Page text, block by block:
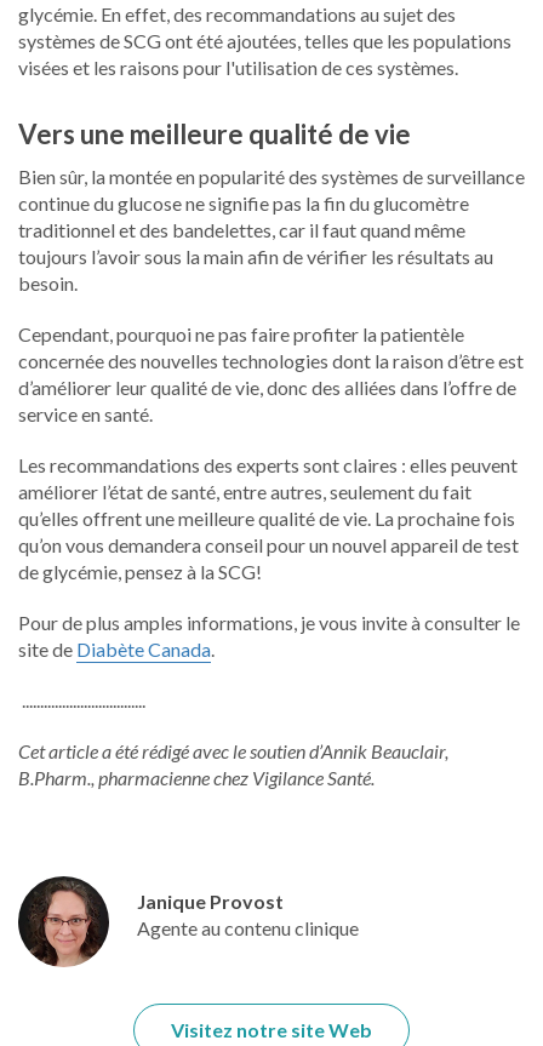
glycémie. En effet, des recommandations au sujet des
systèmes de SCG ont été ajoutées, telles que les populations
visées et les raisons pour l'utilisation de ces systèmes.
Vers une meilleure qualité de vie
Bien sûr, la montée en popularité des systèmes de surveillance
continue du glucose ne signifie pas la fin du glucomètre
traditionnel et des bandelettes, car il faut quand même
toujours l’avoir sous la main afin de vérifier les résultats au
besoin.
Cependant, pourquoi ne pas faire profiter la patientèle
concernée des nouvelles technologies dont la raison d’être est
d’améliorer leur qualité de vie, donc des alliées dans l’offre de
service en santé.
Les recommandations des experts sont claires : elles peuvent
améliorer l’état de santé, entre autres, seulement du fait
qu’elles offrent une meilleure qualité de vie. La prochaine fois
qu’on vous demandera conseil pour un nouvel appareil de test
de glycémie, pensez à la SCG!
Pour de plus amples informations, je vous invite à consulter le
site de Diabète Canada
Cet article a été rédigé avec le soutien d’Annik Beauclair,
B.Pharm., pharmacienne chez Vigilance Santé.
Janique Provost
Agente au contenu clinique
Visitez notre site Web